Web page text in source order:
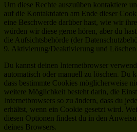
Um diese Rechte auszuüben kontaktiere
auf die Kontaktdaten am Ende dieser
eine Beschwerde darüber hast, wie wir
würden wir diese gerne hören, aber du
die Aufsichtsbehörde (der
9. Aktivierung/Deaktivierung und
Du kannst deinen Internetbrowser
automatisch oder manuell zu löschen. Du
dass bestimmte Cookies möglicherweise
weitere Möglichkeit besteht darin, die
Internetbrowsers so zu ändern, dass du
erhältst, wenn ein Cookie gesetzt wird.
diesen Optionen findest du in den
deines Browsers.